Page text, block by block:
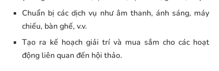
Chuẩn bị các dịch vụ như âm thanh, ánh sáng, máy
chiếu, bàn ghế, v.v.
Tạo ra kế hoạch giải trí và mua sắm cho các hoạt
động liên quan đến hội thảo.